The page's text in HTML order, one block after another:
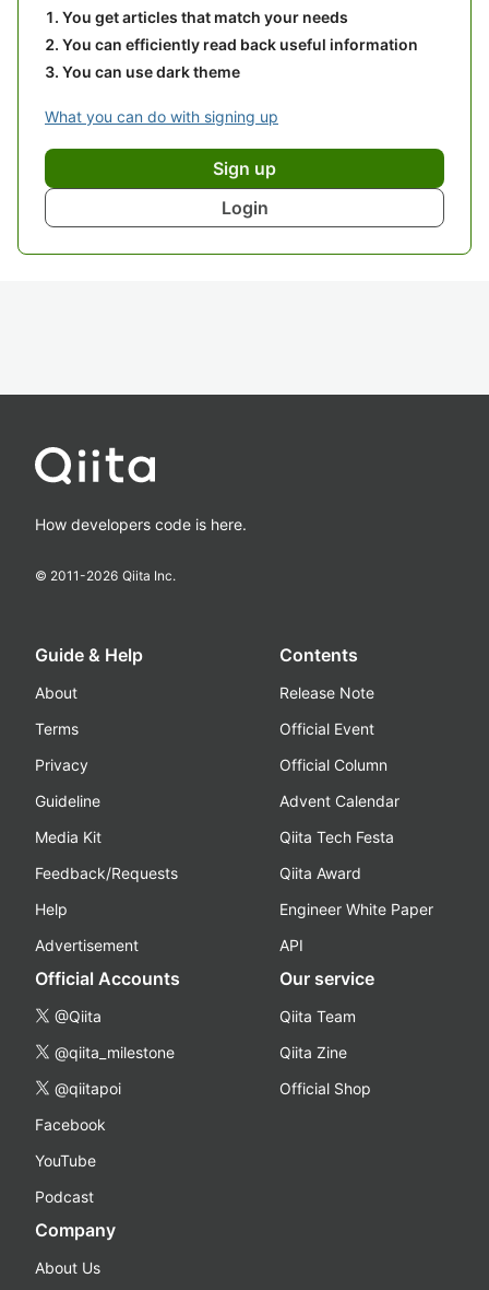
You get articles that match your needs
You can efficiently read back useful information
You can use dark theme
What you can do with signing up
Sign up
Login
How developers code is here.
© 2011-2026 Qiita Inc.
Guide & Help
About
Terms
Privacy
Guideline
Media Kit
Feedback/Requests
Help
Advertisement
Contents
Release Note
Official Event
Official Column
Advent Calendar
Qiita Tech Festa
Qiita Award
Engineer White Paper
API
Official Accounts
@Qiita
@qiita_milestone
@qiitapoi
Facebook
YouTube
Podcast
Our service
Qiita Team
Qiita Zine
Official Shop
Company
About Us